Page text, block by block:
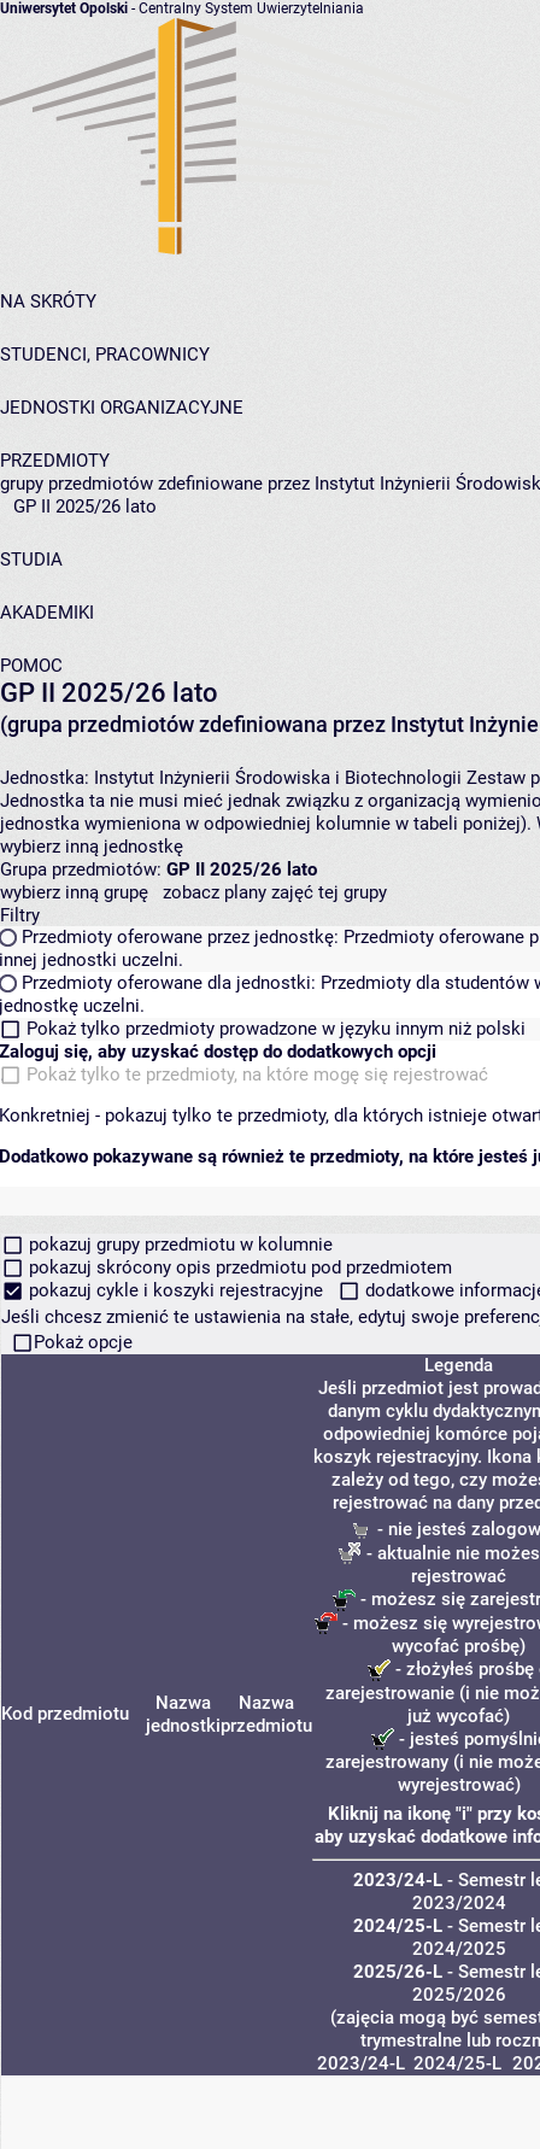
Uniwersytet Opolski - Centralny System Uwierzytelniania
NA SKRÓTY
STUDENCI, PRACOWNICY
JEDNOSTKI ORGANIZACYJNE
PRZEDMIOTY
grupy przedmiotów zdefiniowane przez Instytut Inżynierii
GP II 2025/26 lato
STUDIA
AKADEMIKI
POMOC
GP II 2025/26 lato
(grupa przedmiotów zdefiniowana przez Instytut
Jednostka: Instytut Inżynierii Środowiska i Biotechnologii Zestaw
Jednostka ta nie musi mieć jednak związku z organizacją
jednostka wymieniona w odpowiedniej kolumnie w tabeli
wybierz inną jednostkę
Grupa przedmiotów: GP II 2025/26 lato
wybierz inną grupę
zobacz plany zajęć tej grupy
Filtry
Przedmioty oferowane przez jednostkę: Przedmioty oferowane
innej jednostki uczelni.
Przedmioty oferowane dla jednostki: Przedmioty dla studentów
jednostkę uczelni.
Pokaż tylko przedmioty prowadzone w języku innym niż polski
Zaloguj się, aby uzyskać dostęp do dodatkowych opcji
Pokaż tylko te przedmioty, na które mogę się rejestrować
Konkretniej - pokazuj tylko te przedmioty, dla których istnieje
Dodatkowo pokazywane są również te przedmioty, na które jesteś
pokazuj grupy przedmiotu w kolumnie
pokazuj skrócony opis przedmiotu pod przedmiotem
pokazuj cykle i koszyki rejestracyjne
dodatkowe
Jeśli chcesz zmienić te ustawienia na stałe, edytuj swoje
Pokaż opcje
Kod przedmiotu
Nazwa
jednostki
Nazwa
przedmiotu
Legenda
Jeśli przedmiot jest
danym cyklu
odpowiedniej komórce
koszyk rejestracyjny. Ikona
zależy od tego, czy
rejestrować na dany
- nie jesteś
- aktualnie nie
rejestrować
- możesz się
- możesz się
wycofać prośbę)
- złożyłeś prośbę
zarejestrowanie (i nie
już wycofać)
- jesteś
zarejestrowany (i nie
wyrejestrować)
Kliknij na ikonę "i" przy
aby uzyskać dodatkowe
2023/24-L- Semestr
2023/2024
2024/25-L- Semestr
2024/2025
2025/26-L- Semestr
2025/2026
(zajęcia mogą być
trymestralne lub
2023/24-L 2024/25-L